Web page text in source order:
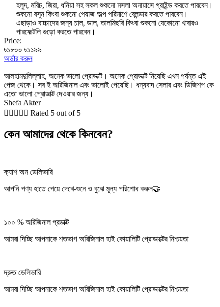
হলুদ, মরিচ, জিরা, ধনিয়া সহ সকল শুকনো মসলা অনায়াসে গ্রাইন্ড করতে পারবেন।
শুকনো রসুন কিংবা শুকনো পেয়াজ অল্প পরিমাণে ব্লেন্ডার করতে পারবেন।
এছাড়াও বাচ্চাদের জন্য চাল, ডাল, তালমিছরি কিংবা শুকনো যেকোনো খাবারও
পারফেক্টলি গুড়ো করতে পারবেন।
Price:
৳১৮০০ ৳১১৯৯
অর্ডার করুন
আলহামদুলিল্লাহ, অনেক ভালো প্রোডাক্ট। অনেক প্রোডাক্ট নিয়েছি এখন পর্যন্ত এই
পেজ থেকে। সব ই অরিজিনাল এবং ভালোই পেয়েছি। ধন্যবাদ সেলার এবং ডিজিশপ কে
এতো ভালো প্রোডাক্ট দেওয়ার জন্য।
Shefa Akter
     Rated 5 out of 5
কেন আমাদের থেকে কিনবেন?
ক্যাশ অন ডেলিভারি
আপনি পণ্য হাতে পেয়ে দেখে-শুনে ও বুঝে মূল্য পরিশোধ করুন🤝
১০০ % অরিজিনাল প্রডাক্ট
আমরা দিচ্ছি আপনাকে শতভাগ অরিজিনাল হাই কোয়ালিটি প্রোডাক্টের নিশ্চয়তা
দ্রুত ডেলিভারি
আমরা দিচ্ছি আপনাকে শতভাগ অরিজিনাল হাই কোয়ালিটি প্রোডাক্টের নিশ্চয়তা